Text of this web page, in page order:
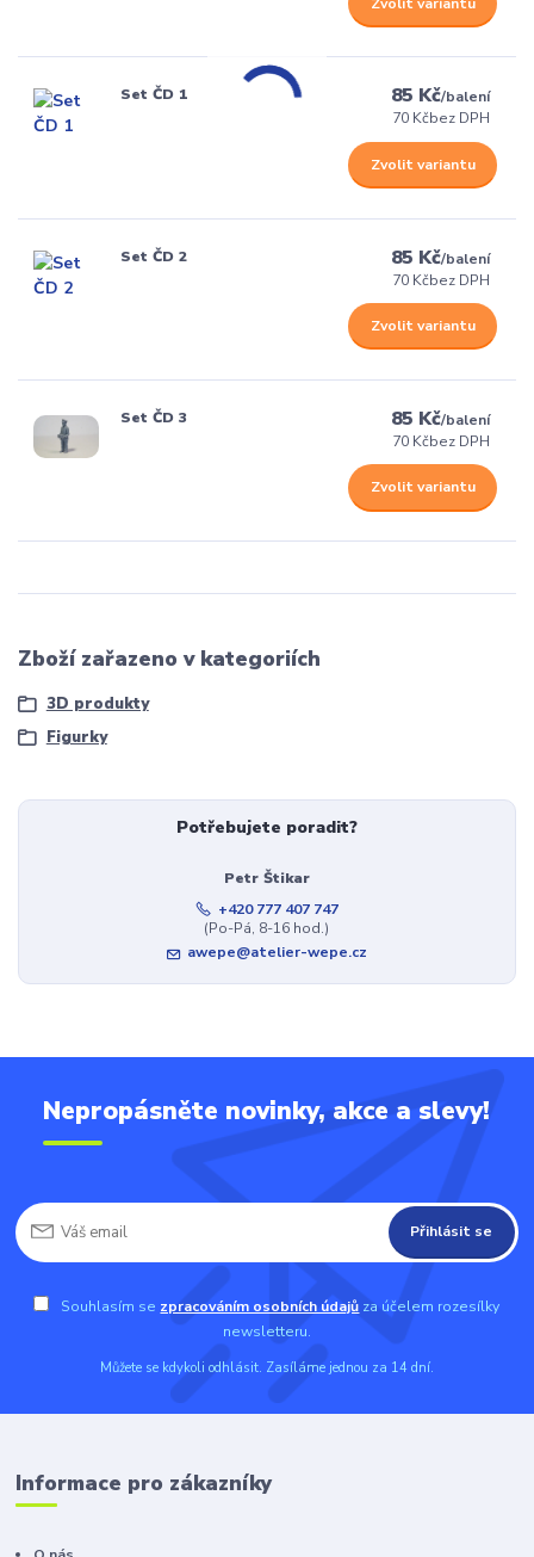
Set ČD 1 85 Kč/balení
70 Kčbez DPH
Zvolit variantu
Set ČD 2 85 Kč/balení
70 Kčbez DPH
Zvolit variantu
Set ČD 3 85 Kč/balení
70 Kčbez DPH
Zvolit variantu
Zboží zařazeno v kategoriích
3D produkty
Figurky
Potřebujete poradit?
Petr Štikar
+420 777 407 747
(Po-Pá, 8-16 hod.)
awepe@atelier-wepe.cz
Nepropásněte novinky, akce a slevy!
Přihlásit se
Souhlasím se zpracováním osobních údajů za účelem rozesílky
newsletteru.
Můžete se kdykoli odhlásit. Zasíláme jednou za 14 dní.
Informace pro zákazníky